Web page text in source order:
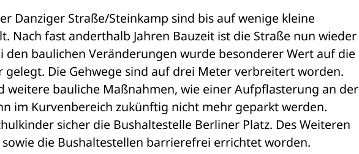
Danziger Straße/Steinkamp sind bis auf wenige kleine
Nach fast anderthalb Jahren Bauzeit ist die Straße nun wieder
den baulichen Veränderungen wurde besonderer Wert auf die
gelegt. Die Gehwege sind auf drei Meter verbreitert worden.
weitere bauliche Maßnahmen, wie einer Aufpflasterung an der
im Kurvenbereich zukünftig nicht mehr geparkt werden.
sicher die Bushaltestelle Berliner Platz. Des Weiteren
die Bushaltestellen barrierefrei errichtet worden.